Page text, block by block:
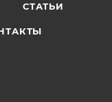
СТАТЬИ